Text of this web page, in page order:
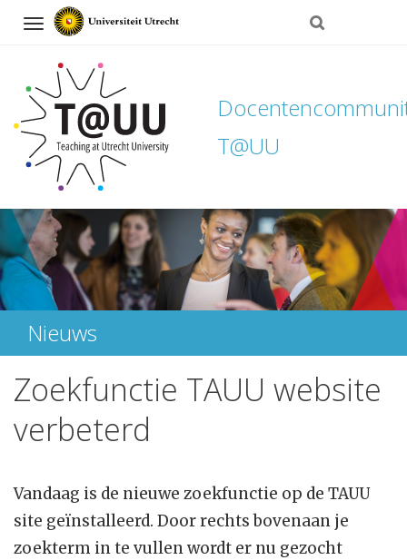
Navigation
T@UU
Direct
naar
het
inhoud
Nieuws
Zoekfunctie TAUU website
verbeterd
Vandaag is de nieuwe zoekfunctie op de TAUU
site geïnstalleerd. Door rechts bovenaan je
zoekterm in te vullen wordt er nu gezocht